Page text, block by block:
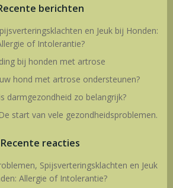
berichten
en Jeuk bij Honden:
of Intolerantie?
bij honden met artrose
hond met artrose ondersteunen?
darmgezondheid zo belangrijk?
start van vele gezondheidsproblemen.
Recente reacties
Spijsverteringsklachten en Jeuk
Allergie of Intolerantie?